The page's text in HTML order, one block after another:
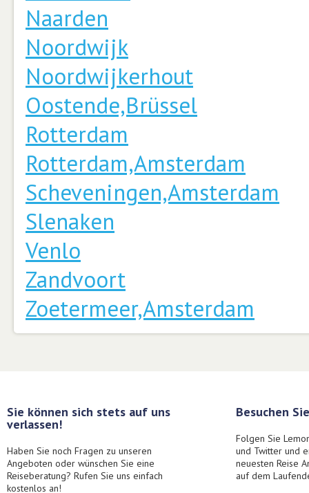
Naarden
Noordwijk
Noordwijkerhout
Oostende,Brüssel
Rotterdam
Rotterdam,Amsterdam
Scheveningen,Amsterdam
Slenaken
Venlo
Zandvoort
Zoetermeer,Amsterdam
Sie können sich stets auf uns
verlassen!
Haben Sie noch Fragen zu unseren
Angeboten oder wünschen Sie eine
Reiseberatung? Rufen Sie uns einfach
kostenlos an!
Besuchen
Folgen Sie
und Twitter und
neuesten Reise
auf dem